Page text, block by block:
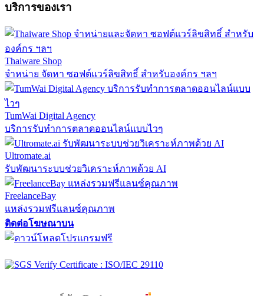
บริการของเรา
Thaiware Shop
จำหน่าย จัดหา ซอฟต์แวร์ลิขสิทธิ์ สำหรับองค์กร ฯลฯ
TumWai Digital Agency
บริการรับทำการตลาดออนไลน์แบบไวๆ
Ultromate.ai
รับพัฒนาระบบช่วยวิเคราะห์ภาพด้วย AI
FreelanceBay
แหล่งรวมฟรีแลนซ์คุณภาพ
ติดต่อโฆษณาบน